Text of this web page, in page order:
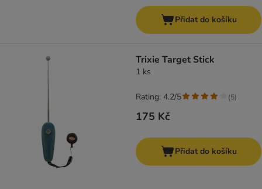
Přidat do košíku
Trixie Target Stick
1 ks
175 Kč
Rating: 4.2/5 (5)
Přidat do košíku